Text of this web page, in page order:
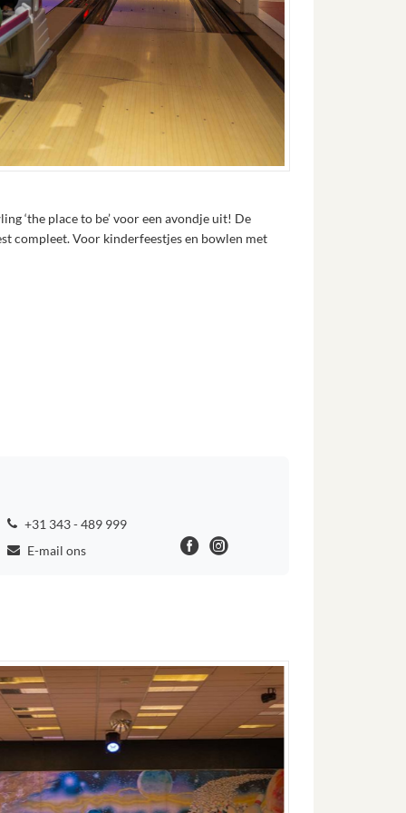
‘the place to be’ voor een avondje uit! De
compleet. Voor kinderfeestjes en bowlen met
+31 343 - 489 999
E-mail ons